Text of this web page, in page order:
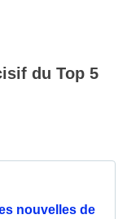
du Top 5
nouvelles de